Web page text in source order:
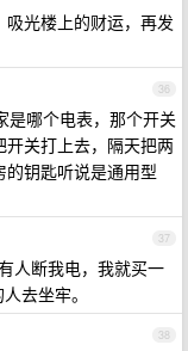
光楼上的财运，再发
36
是哪个电表，那个开关
关打上去，隔天把两
钥匙听说是通用型
37
人断我电，我就买一
去坐牢。
38